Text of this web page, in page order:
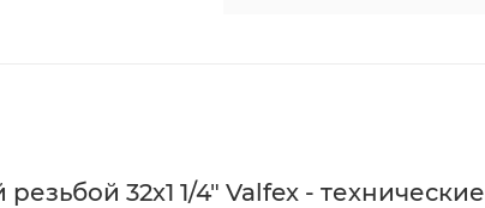
32х1 1/4" Valfex - технические